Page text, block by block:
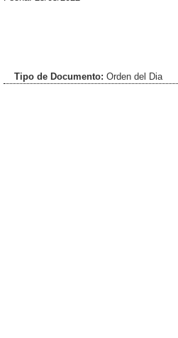
Tipo de Documento: Orden del Dia